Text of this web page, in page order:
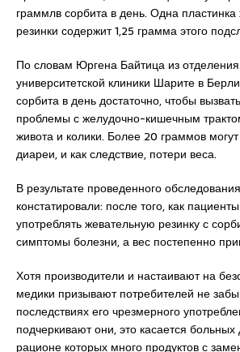
граммлв сорбита в день. Одна пластинка
резинки содержит 1,25 грамма этого
По словам Юргена Байтица из отделения
университетской клиники Шарите в
сорбита в день достаточно, чтобы
проблемы с желудочно-кишечным
живота и колики. Более 20 граммов
диареи, и как следствие, потери веса.
В результате проведенного
констатировали: после того, как
употреблять жевательную резинку с
симптомы болезни, а вес постепенно
Хотя производители и настаивают на
медики призывают потребителей не
последствиях его чрезмерного
подчеркивают они, это касается
рационе которых много продуктов с